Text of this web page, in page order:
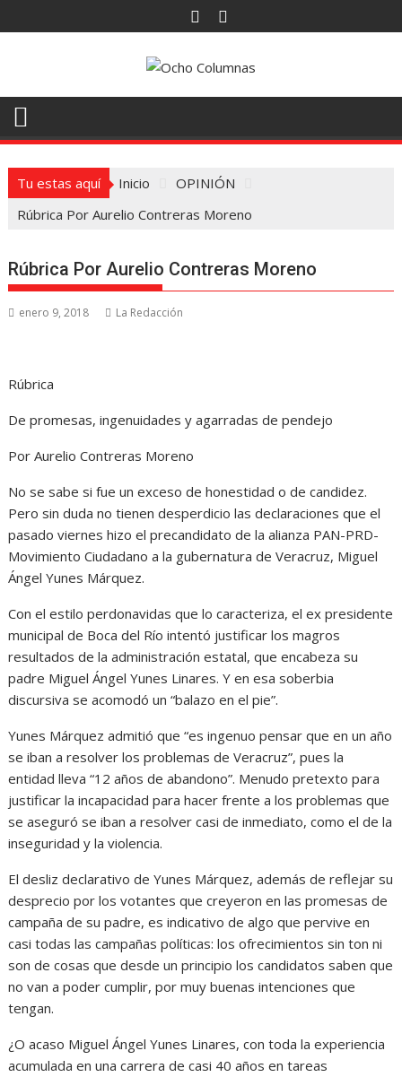
al
Tu estas aquí Inicio
OPINIÓN
Rúbrica Por Aurelio Contreras Moreno
Rúbrica Por Aurelio Contreras Moreno
enero 9, 2018 La Redacción
Rúbrica
De promesas, ingenuidades y agarradas de pendejo
Por Aurelio Contreras Moreno
No se sabe si fue un exceso de honestidad o de candidez.
Pero sin duda no tienen desperdicio las declaraciones que el
pasado viernes hizo el precandidato de la alianza PAN-PRD-
Movimiento Ciudadano a la gubernatura de Veracruz, Miguel
Ángel Yunes Márquez.
Con el estilo perdonavidas que lo caracteriza, el ex presidente
municipal de Boca del Río intentó justificar los magros
resultados de la administración estatal, que encabeza su
padre Miguel Ángel Yunes Linares. Y en esa soberbia
discursiva se acomodó un “balazo en el pie”.
Yunes Márquez admitió que “es ingenuo pensar que en un año
se iban a resolver los problemas de Veracruz”, pues la
entidad lleva “12 años de abandono”. Menudo pretexto para
justificar la incapacidad para hacer frente a los problemas que
se aseguró se iban a resolver casi de inmediato, como el de la
inseguridad y la violencia.
El desliz declarativo de Yunes Márquez, además de reflejar su
desprecio por los votantes que creyeron en las promesas de
campaña de su padre, es indicativo de algo que pervive en
casi todas las campañas políticas: los ofrecimientos sin ton ni
son de cosas que desde un principio los candidatos saben que
no van a poder cumplir, por muy buenas intenciones que
tengan.
¿O acaso Miguel Ángel Yunes Linares, con toda la experiencia
acumulada en una carrera de casi 40 años en tareas